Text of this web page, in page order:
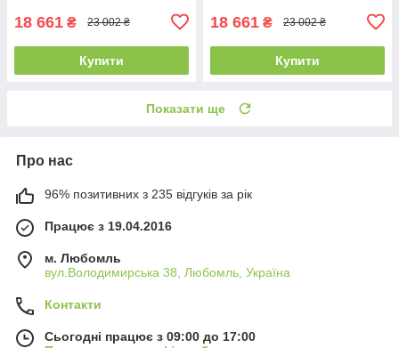
18 661 ₴ 23 002 ₴
Купити
18 661 ₴ 23 002 ₴
Купити
Показати ще
Про нас
96% позитивних з 235 відгуків за рік
Працює з 19.04.2016
м. Любомль
вул.Володимирська 38, Любомль, Україна
Контакти
Сьогодні працює з 09:00 до 17:00